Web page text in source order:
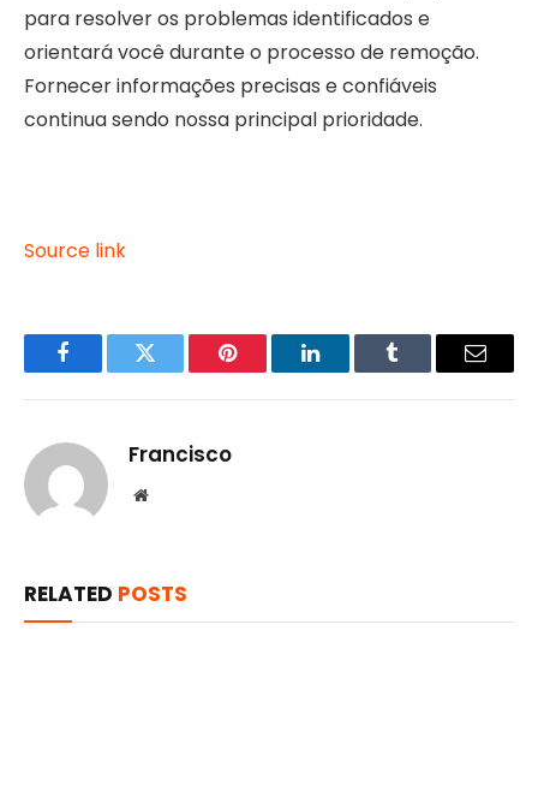
para resolver os problemas identificados e
orientará você durante o processo de remoção.
Fornecer informações precisas e confiáveis ​​
continua sendo nossa principal prioridade.
Source link
FacebookTwitter Pinterest LinkedInTumblr Email
Francisco
Website
RELATED POSTS